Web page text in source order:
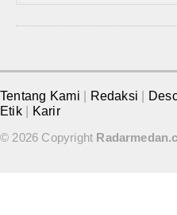
Tentang Kami Redaksi
Etik
Karir
© 2026 Copyright